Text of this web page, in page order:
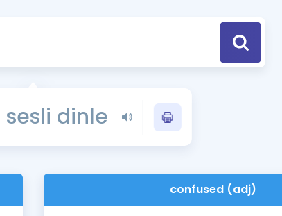
Tüm ÖSYM Sınavları Tek Takvimde
YDS - YÖKDİL Tüm Sınavlarla İlgili
İngilizce Gramer
sesli dinle
confused (adj)